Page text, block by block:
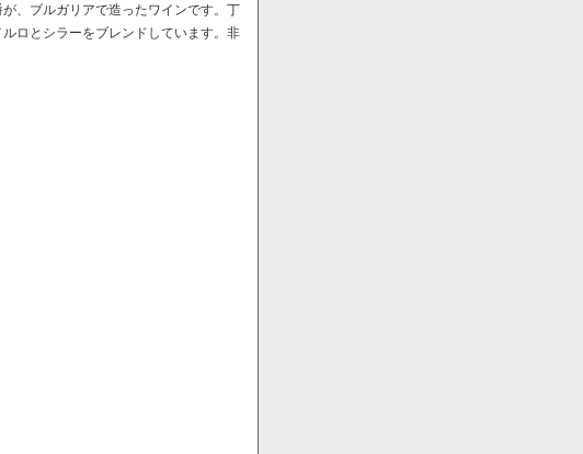
、ブルガリアで造ったワインです。丁
ロとシラーをブレンドしています。非